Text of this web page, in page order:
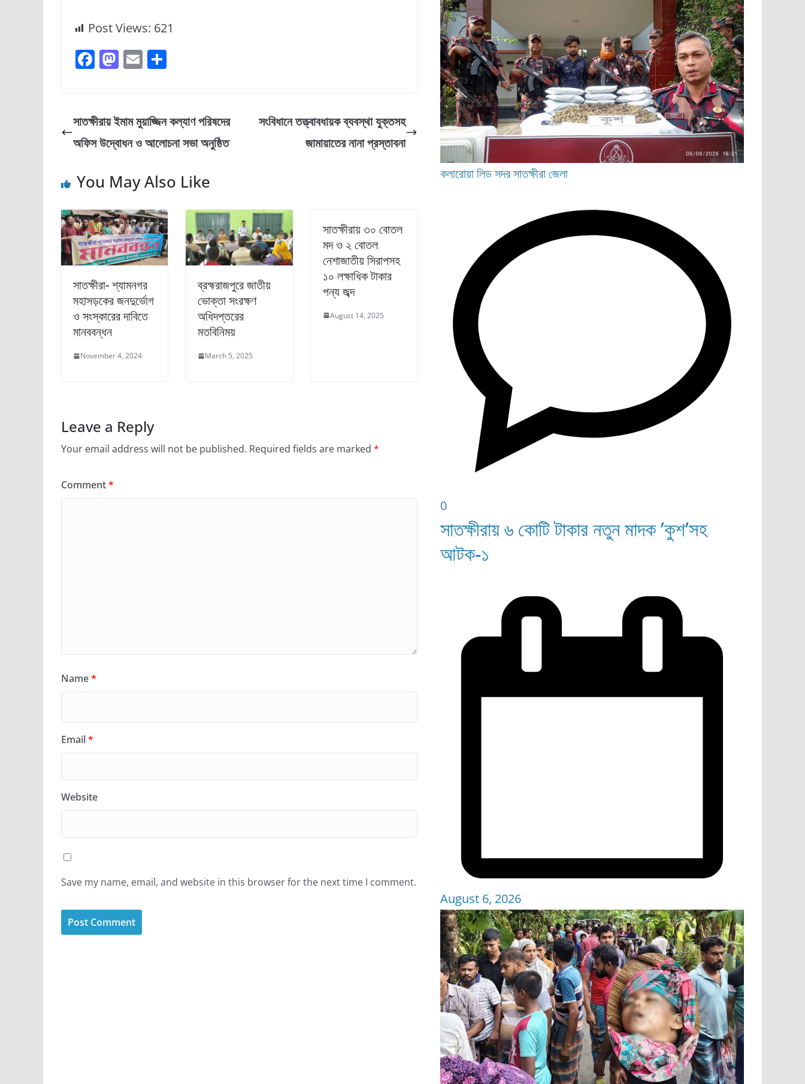
Post Views: 621
F
e
b
o
o
k
M
o
d
o
n
E
l e
সাতক্ষীরায় ইমাম মুয়াজ্জিন কল্যাণ পরিষদের
অফিস উদ্বোধন ও আলোচনা সভা অনুষ্ঠিত
সংবিধানে তত্ত্বাবধায়ক ব্যবস্থা যুক্তসহ
জামায়াতের নানা প্রস্তাবনা
You May Also Like
সাতক্ষীরা- শ্যামনগর
মহাসড়কের জনদুর্ভোগ
ও সংস্কারের দাবিতে
মানববন্ধন
November 4, 2024
ব্রহ্মরাজপুরে জাতীয়
ভোক্তা সংরক্ষণ
অধিদপ্তরের
মতবিনিময়
March 5, 2025
সাতক্ষীরায় ৩০ বোতল
মদ ও ২ বোতল
নেশাজাতীয় সিরাপসহ
১০ লক্ষাধিক টাকার
পন্য জব্দ
August 14, 2025
Leave a Reply
Your email address will not be published. Required fields are marked *
Comment*
Name*
Email*
Website
Save my name, email, and website in this browser for the next time I comment.
কলারোয়ালিডসদরসাতক্ষীরা জেলা
0
সাতক্ষীরায় ৬ কোটি টাকার নতুন মাদক ’কুশ’সহ
আটক-১
August 6, 2026